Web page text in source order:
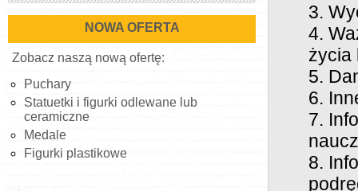
NOWA OFERTA
Zobacz naszą nową ofertę:
Puchary
Statuetki i figurki odlewane lub
ceramiczne
Medale
Figurki plastikowe
życia